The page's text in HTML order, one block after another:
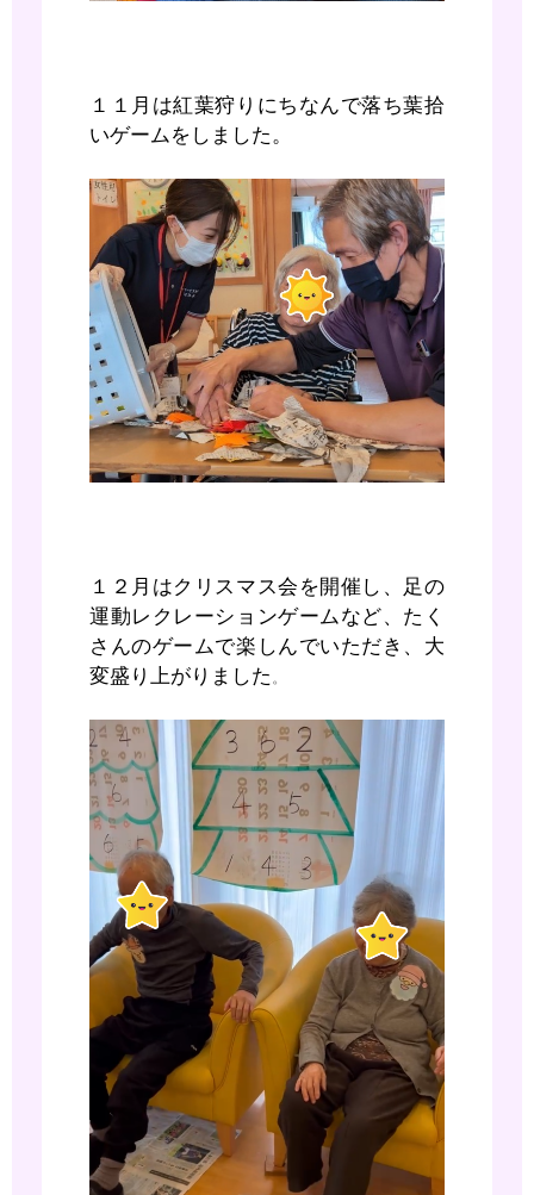
１１月は紅葉狩りにちなんで落ち葉拾
いゲームをしました。
１２月はクリスマス会を開催し、足の
運動レクレーションゲームなど、たく
さんのゲームで楽しんでいただき、大
変盛り上がりました 。